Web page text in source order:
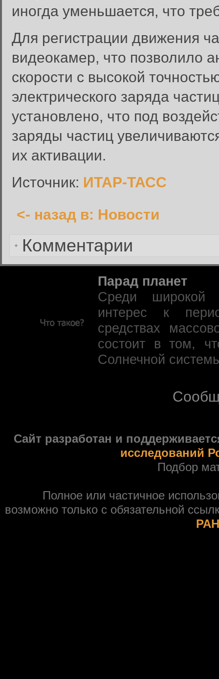
иногда уменьшается, что
Для регистрации движения
видеокамер, что позволило
скорости с высокой
электрического заряда
установлено, что под
заряды частиц
их активации.
Источник: ИТАР-ТАСС
<- назад в: Новости
Комментарии
Вход в систему
Введите имя пользователя и
Вход в систему
Забыли пароль?
Парад планет
Среди широкой
интерес к
средствах
состоит в том,
Солнечной
Сайт разработан и
исследований
Подбор
Полное или частичное
возможно только с обязательной